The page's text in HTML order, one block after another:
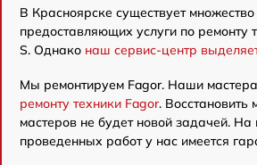
В Красноярске существует
предоставляющих услуги по ремонту
S. Однако наш сервис-центр
Мы ремонтируем Fagor. Наши
ремонту техники Fagor. Восстановить
мастеров не будет новой задачей. На
проведенных работ у нас имеется